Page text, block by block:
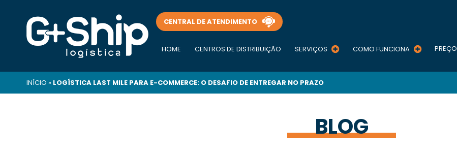
CENTRAL DE ATENDIMENTO
HOME CENTROS DE DISTRIBUIÇÃO SERVIÇOS COMO FUNCIONA PREÇO
INÍCIO » LOGÍSTICA LAST MILE PARA E-COMMERCE: O DESAFIO DE ENTREGAR NO PRAZO
BLOG